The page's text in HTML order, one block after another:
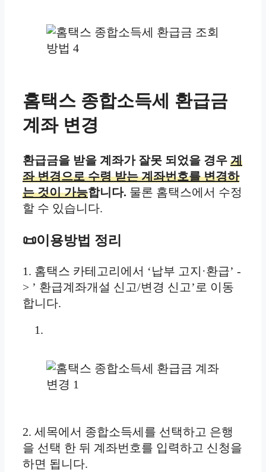
홈택스 종합소득세 환급금
계좌 변경
환급금을 받을 계좌가 잘못 되었을 경우 계
좌 변경으로 수령 받는 계좌번호를 변경하
는 것이 가능합니다. 물론 홈택스에서 수정
할 수 있습니다.
📜이용방법 정리
1. 홈택스 카테고리에서 ‘납부 고지·환급’ -
> ’ 환급계좌개설 신고/변경 신고’로 이동
합니다.
2. 세목에서 종합소득세를 선택하고 은행
을 선택 한 뒤 계좌번호를 입력하고 신청을
하면 됩니다.